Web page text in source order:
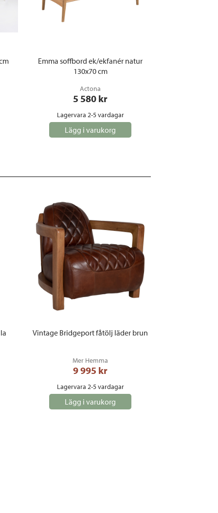
Emma soffbord ek/ekfanér natur
130x70 cm
Actona
5 580 kr
Lagervara 2-5 vardagar
Lägg i varukorg
Vintage Bridgeport fåtölj läder brun
Mer Hemma
9 995 kr
Lagervara 2-5 vardagar
Lägg i varukorg